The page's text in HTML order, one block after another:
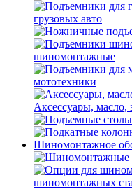
грузовых авто
шиномонтажные
мототехники
Аксессуары, масло,
Шиномонтажное
шиномонтажных